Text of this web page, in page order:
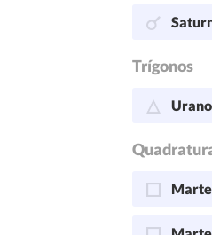
Trígonos
Urano
Marte